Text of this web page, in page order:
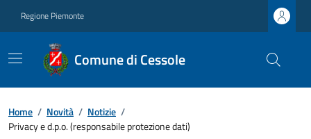
Regione Piemonte
Comune di Cessole
Home / Novità / Notizie /
Privacy e d.p.o. (responsabile protezione dati)